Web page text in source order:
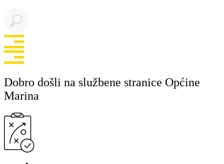
Dobro došli na službene stranice Općine
Marina